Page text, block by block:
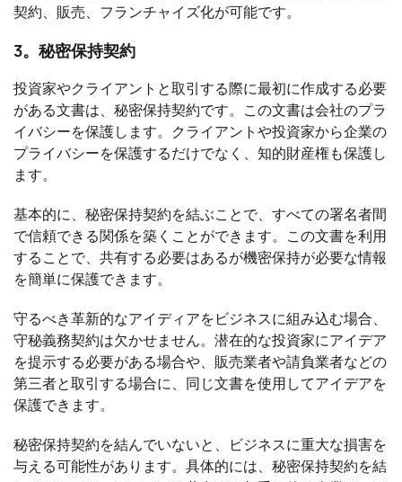
契約、販売、フランチャイズ化が可能です。
3。秘密保持契約
投資家やクライアントと取引する際に最初に作成する必要
がある文書は、秘密保持契約です。この文書は会社のプラ
イバシーを保護します。クライアントや投資家から企業の
プライバシーを保護するだけでなく、知的財産権も保護し
ます。
基本的に、秘密保持契約を結ぶことで、すべての署名者間
で信頼できる関係を築くことができます。この文書を利用
することで、共有する必要はあるが機密保持が必要な情報
を簡単に保護できます。
守るべき革新的なアイディアをビジネスに組み込む場合、
守秘義務契約は欠かせません。潜在的な投資家にアイデア
を提示する必要がある場合や、販売業者や請負業者などの
第三者と取引する場合に、同じ文書を使用してアイデアを
保護できます。
秘密保持契約を結んでいないと、ビジネスに重大な損害を
与える可能性があります。具体的には、秘密保持契約を結